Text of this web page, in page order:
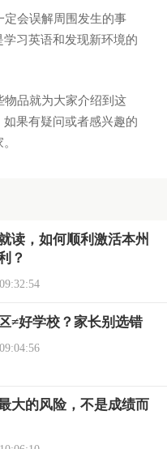
会误解周围发生的事
习英语和发现新环境的
物品就为大家介绍到这
果有疑问或者感兴趣的
读，如何顺利激活本州
？
≠好学校？家长别选错
大的风险，不是成绩而